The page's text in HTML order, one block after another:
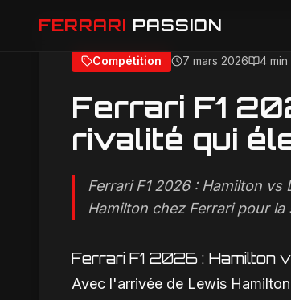
FERRARI PASSION
Accueil Compétition
Compétition 7 mars 2026 4
Ferrari F1
rivalité qui
Ferrari F1 2026 : Hamilton
Hamilton chez Ferrari pour
Ferrari F1 2026 : Hamilton
Avec l'arrivée de Lewis